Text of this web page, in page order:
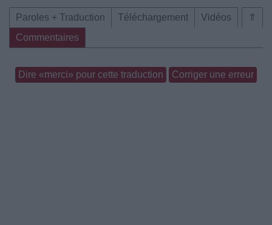
⇑
Paroles + Traduction Téléchargement
Vidéos
Commentaires
Dire «merci» pour cette traduction Corriger une erreur